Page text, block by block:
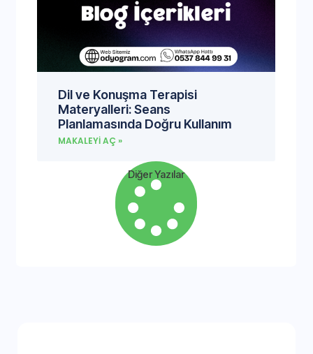
Dil ve Konuşma Terapisi
Materyalleri: Seans
Planlamasında Doğru Kullanım
MAKALEYI AÇ »
Diğer Yazılar